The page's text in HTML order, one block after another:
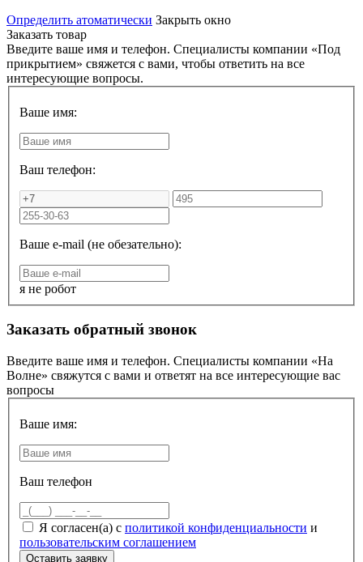
Определить атоматически Закрыть окно
Заказать товар
Введите ваше имя и телефон. Специалисты компании «Под
прикрытием» свяжется с вами, чтобы ответить на все
интересующие вопросы.
Ваше имя:
Ваш телефон:
Ваше e-mail (не обезательно):
я не робот
Заказать обратный звонок
Введите ваше имя и телефон. Специалисты компании «На
Волне» свяжутся с вами и ответят на все интересующие вас
вопросы
Ваше имя:
Ваш телефон
Я согласен(а) с политикой конфиденциальности и
пользовательским соглашением